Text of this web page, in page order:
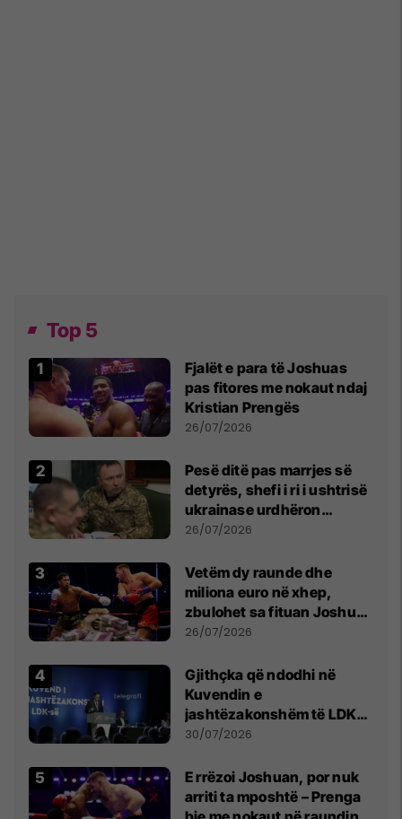
Top 5
Fjalët e para të Joshuas
pas fitores me nokaut ndaj
Kristian Prengës
26/07/2026
Pesë ditë pas marrjes së
detyrës, shefi i ri i ushtrisë
ukrainase urdhëron
kontroll të madh
26/07/2026
Vetëm dy raunde dhe
miliona euro në xhep,
zbulohet sa fituan Joshua
e Prenga
26/07/2026
Gjithçka që ndodhi në
Kuvendin e
jashtëzakonshëm të LDK-
së
30/07/2026
E rrëzoi Joshuan, por nuk
arriti ta mposhtë – Prenga